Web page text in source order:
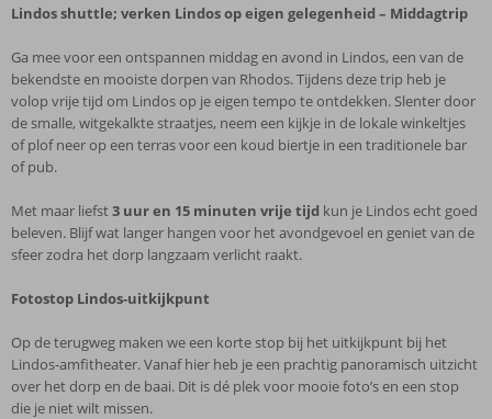
Lindos shuttle; verken Lindos op eigen gelegenheid – Middagtrip
Ga mee voor een ontspannen middag en avond in Lindos, een van de
bekendste en mooiste dorpen van Rhodos. Tijdens deze trip heb je
volop vrije tijd om Lindos op je eigen tempo te ontdekken. Slenter door
de smalle, witgekalkte straatjes, neem een kijkje in de lokale winkeltjes
of plof neer op een terras voor een koud biertje in een traditionele bar
of pub.
Met maar liefst3 uur en 15 minuten vrije tijd kun je Lindos echt goed
beleven. Blijf wat langer hangen voor het avondgevoel en geniet van de
sfeer zodra het dorp langzaam verlicht raakt.
Fotostop Lindos-uitkijkpunt
Op de terugweg maken we een korte stop bij het uitkijkpunt bij het
Lindos-amfitheater. Vanaf hier heb je een prachtig panoramisch uitzicht
over het dorp en de baai. Dit is dé plek voor mooie foto’s en een stop
die je niet wilt missen.